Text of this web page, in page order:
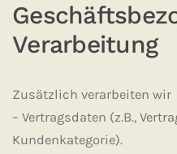
Verarbeitung
Zusätzlich verarbeiten wir
– Vertragsdaten (z.B.,
Kundenkategorie).